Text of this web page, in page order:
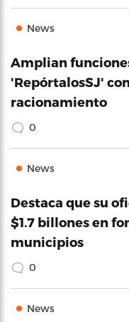
News
Amplian
'RepórtalosSJ'
racionamiento
0
News
Destaca que su
$1.7 billones en
municipios
0
News